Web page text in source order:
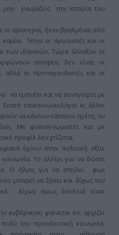
μην γνωρίζεις την Ιστορία του
οι αριστεροί, ήταν βγαλμένοι από
Ήταν οι αγωνιστές και οι
των ιδανικών. Τώρα άλλαξαν οι
απόψεις δεν είναι οι
αλλά οι προπαγανδιστές και οι
να εμπνέει και να συνεγείρει με
επικοινωνιολόγοι κι άλλοι
να κάνουν κάποιον ηγέτη, αν
Με φυσιογνωμιστές και με
προφίλ δεν χτίζεται.
έχουν στην πολιτική αξία,
Το αλέτρι για να δώσει
Ο ήλιος για να στείλει φως
μπορεί να ζήσει και δίχως την
Δίχως όμως δουλειά είναι
κυβέρνηση φαίνεται ότι αρχίζει
την προοδευτική κοινωνία,